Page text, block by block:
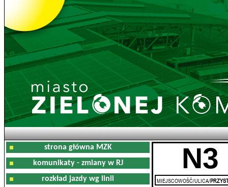
strona główna MZK
komunikaty - zmiany w RJ
rozkład jazdy wg linii
N3
MIEJSCOWOŚĆ/ULICA/